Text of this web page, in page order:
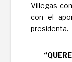
Villegas
con el
presidenta.